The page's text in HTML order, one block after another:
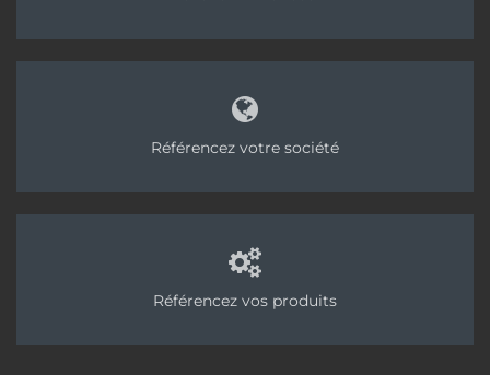
Référencez votre société
Référencez vos produits